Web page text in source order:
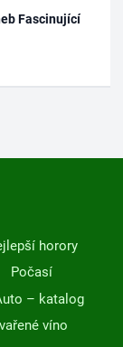
Fascinující
horory
Počasí
– katalog
víno